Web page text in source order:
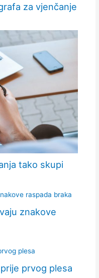
za vjenčanje
tako skupi
znakove
prvog plesa